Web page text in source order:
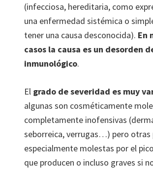
(infecciosa, hereditaria, como
una enfermedad sistémica o
tener una causa desconocida). En
casos la causa es un desorden
inmunológico.
El grado de severidad es muy
algunas son cosméticamente
completamente inofensivas
seborreica, verrugas…) pero otras
especialmente molestas por el
que producen o incluso graves si